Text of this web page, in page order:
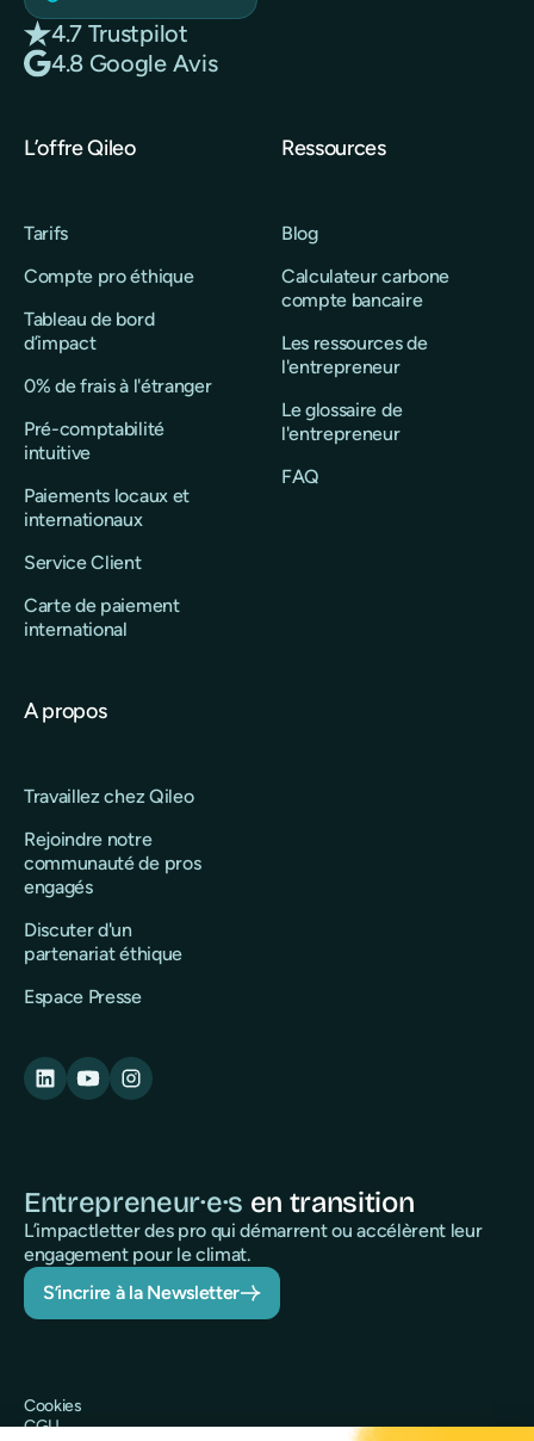
4.7 Trustpilot
4.8 Google Avis
L’offre Qileo
Tarifs
Compte pro éthique
Tableau de bord
d’impact
0% de frais à l'étranger
Pré-comptabilité
intuitive
Paiements locaux et
internationaux
Service Client
Carte de paiement
international
Ressources
Blog
Calculateur carbone
compte bancaire
Les ressources de
l'entrepreneur
Le glossaire de
l'entrepreneur
FAQ
A propos
Travaillez chez Qileo
Rejoindre notre
communauté de pros
engagés
Discuter d'un
partenariat éthique
Espace Presse
Entrepreneur·e·s en transition
L’impactletter des pro qui démarrent ou accélèrent leur
engagement pour le climat.
S’incrire à la Newsletter
Cookies
CGU